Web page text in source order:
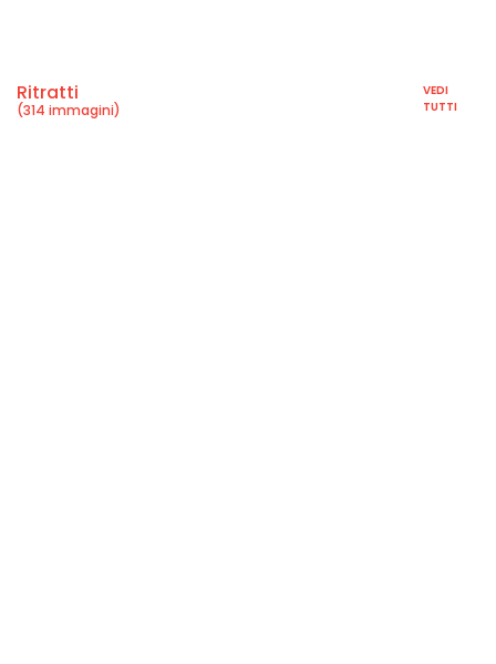
Ritratti
(314 immagini)
VEDI
TUTTI